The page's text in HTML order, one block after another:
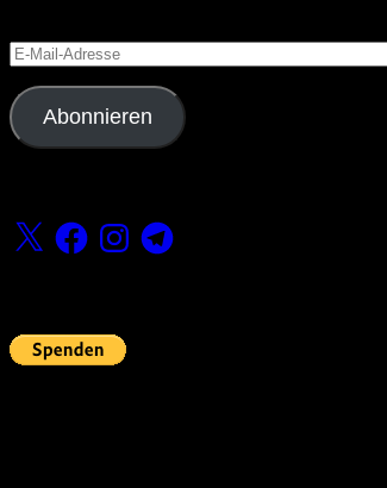
E-
Mail-
Adresse
Abonnieren
X FacebookInstagramTelegram